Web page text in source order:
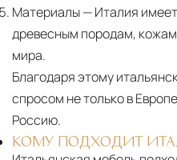
Материалы— Италия
древесным породам,
мира.
Благодаря этому
спросом не только в
Россию.
КОМУ ПОДХОДИТ